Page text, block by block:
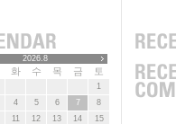
2026.8
화 수 목 금 토
1
4 5 6 7
8
11 12 13 14
15